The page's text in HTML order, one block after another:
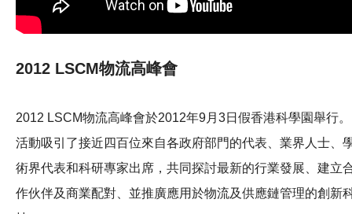
2012 LSCM物流高峰會
2012 LSCM物流高峰會於2012年9月3日假香港科學園舉行。
活動吸引了接近四百位來自各政府部門的代表、業界人士、
術界代表和科研專家出席，共同探討最新的行業發展、建立
作伙伴及商業配對、並推廣應用於物流及供應鏈管理的創新